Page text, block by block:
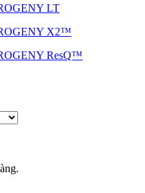
LT
X2™
ResQ™